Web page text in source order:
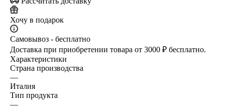
Хочу в подарок
Самовывоз - бесплатно
Доставка при приобретении товара от 3000 ₽ бесплатно.
Характеристики
Страна производства
—
Италия
Тип продукта
—